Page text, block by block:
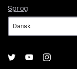
Sprog